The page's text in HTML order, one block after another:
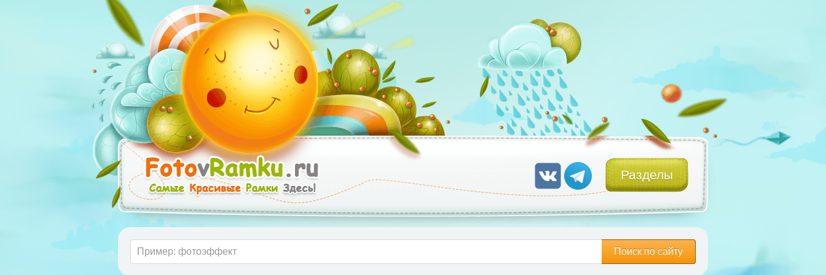
Разделы
Поиск по сайту